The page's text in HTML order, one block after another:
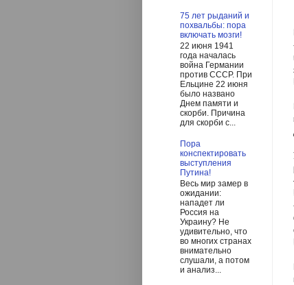
75 лет рыданий и
похвальбы: пора
включать мозги!
22 июня 1941
года началась
война Германии
против СССР. При
Ельцине 22 июня
было названо
Днем памяти и
скорби. Причина
для скорби с...
Пора
конспектировать
выступления
Путина!
Весь мир замер в
ожидании:
нападет ли
Россия на
Украину? Не
удивительно, что
во многих странах
внимательно
слушали, а потом
и анализ...